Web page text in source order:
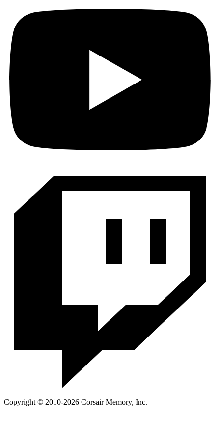
Copyright © 2010-2026 Corsair Memory, Inc.